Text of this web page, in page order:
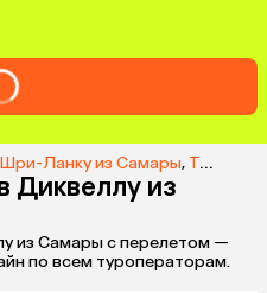
Ланку из Самары, Туры в Диквеллу из Самары
Диквеллу из
из Самары с перелетом —
по всем туроператорам.